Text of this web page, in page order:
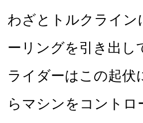
わざとトルクライン
ーリングを引き出し
ライダーはこの起伏
らマシンをコントロ